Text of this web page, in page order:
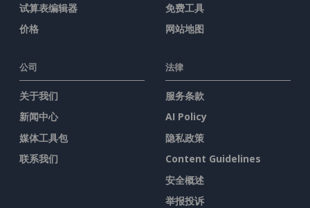
试算表编辑器
价格
免费工具
网站地图
公司
关于我们
新闻中心
媒体工具包
联系我们
法律
服务条款
AI Policy
隐私政策
Content Guidelines
安全概述
举报投诉